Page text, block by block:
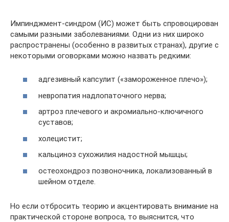
Импинджмент-синдром (ИС) может быть спровоцирован
самыми разными заболеваниями. Одни из них широко
распространены (особенно в развитых странах), другие с
некоторыми оговорками можно назвать редкими:
адгезивный капсулит («замороженное плечо»);
невропатия надлопаточного нерва;
артроз плечевого и акромиально-ключичного
суставов;
холецистит;
кальциноз сухожилия надостной мышцы;
остеохондроз позвоночника, локализованный в
шейном отделе.
Но если отбросить теорию и акцентировать внимание на
практической стороне вопроса, то выяснится, что